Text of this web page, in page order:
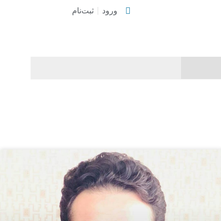
ورود ثبت‌نام